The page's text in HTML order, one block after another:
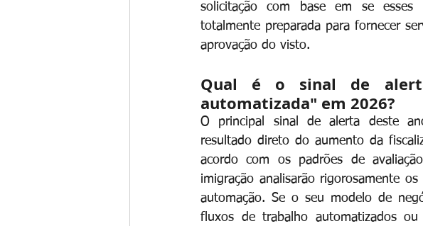
solicitação com base em se esses
totalmente preparada para fornecer
aprovação do visto.
Qual é o sinal de
automatizada" em 2026?
O principal sinal de alerta deste
resultado direto do aumento da
acordo com os padrões de
imigração analisarão rigorosamente
automação. Se o seu modelo de
fluxos de trabalho automatizados